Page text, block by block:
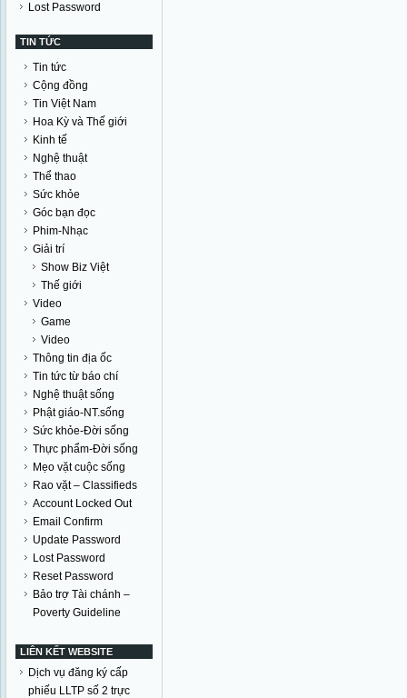
Lost Password
TIN TỨC
Tin tức
Cộng đồng
Tin Việt Nam
Hoa Kỳ và Thế giới
Kinh tế
Nghệ thuật
Thể thao
Sức khỏe
Góc bạn đọc
Phim-Nhạc
Giải trí
Show Biz Việt
Thế giới
Video
Game
Video
Thông tin địa ốc
Tin tức từ báo chí
Nghệ thuật sống
Phật giáo-NT.sống
Sức khỏe-Đời sống
Thực phẩm-Đời sống
Mẹo vặt cuộc sống
Rao vặt – Classifieds
Account Locked Out
Email Confirm
Update Password
Lost Password
Reset Password
Bảo trợ Tài chánh –
Poverty Guideline
LIÊN KẾT WEBSITE
Dịch vụ đăng ký cấp
phiếu LLTP số 2 trực